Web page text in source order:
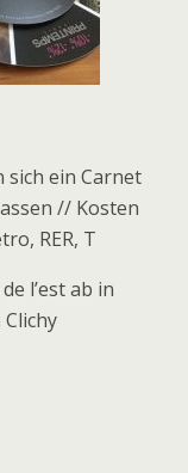
sich ein Carnet
// Kosten
RER, T
l’est ab in